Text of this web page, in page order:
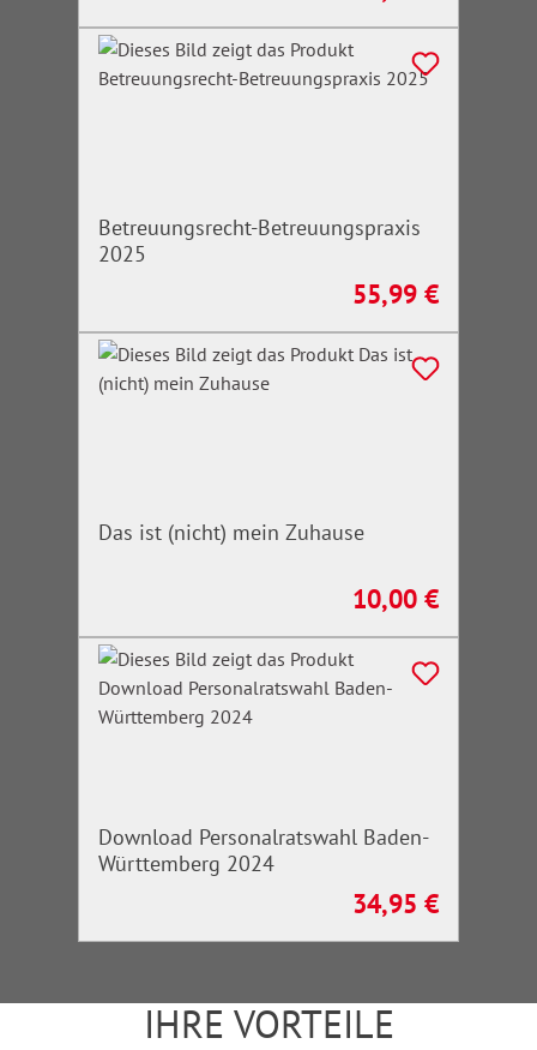
Betreuungsrecht-Betreuungspraxis
2025
Regulärer Preis:
55,99 €
Das ist (nicht) mein Zuhause
Regulärer Preis:
10,00 €
Download Personalratswahl Baden-
Württemberg 2024
Regulärer Preis:
34,95 €
IHRE VORTEILE